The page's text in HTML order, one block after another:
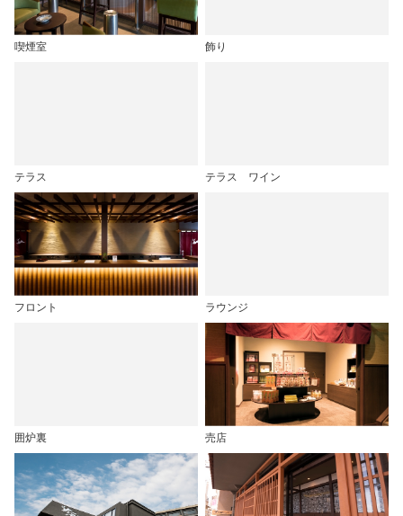
喫煙室 飾り
テラス テラス ワイン
フロント ラウンジ
囲炉裏 売店